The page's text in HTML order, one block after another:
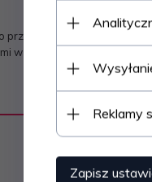
danej
w szafach RACK. Kolor
Reklamy
Zapisz